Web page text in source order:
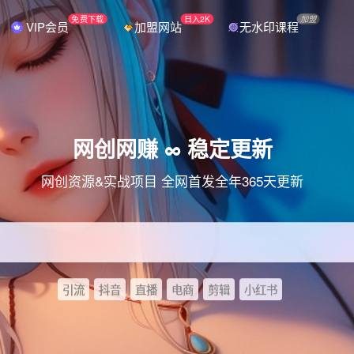
VIP会员 免费下载 加盟网站 日入2K 无水印课程加盟
网创网赚 ∞ 稳定更新
网创资源&实战项目 全网首发全年365天更新
引流 抖音 直播 电商 剪辑 小红书
优优云网创资源站
优优云网创 | 专注优质VIP网课资源分享，